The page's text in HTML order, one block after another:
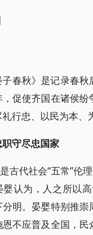
子春秋》是记录春
促使齐国在诸侯
行忠、以民为本、
守尽忠国家
是古代社会“五常”伦
婴认为，人之所以
分明。晏婴特别推
恩不应普及全国，